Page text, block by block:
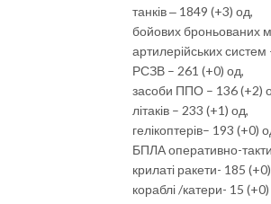
танків ‒ 1849 (+3) од,
бойових броньованих
артилерійських
РСЗВ – 261 (+0) од,
засоби ППО – 136 (+2)
літаків – 233 (+1) од,
гелікоптерів– 193 (+0)
БПЛА оперативно-
крилаті ракети- 185
кораблі /катери- 15